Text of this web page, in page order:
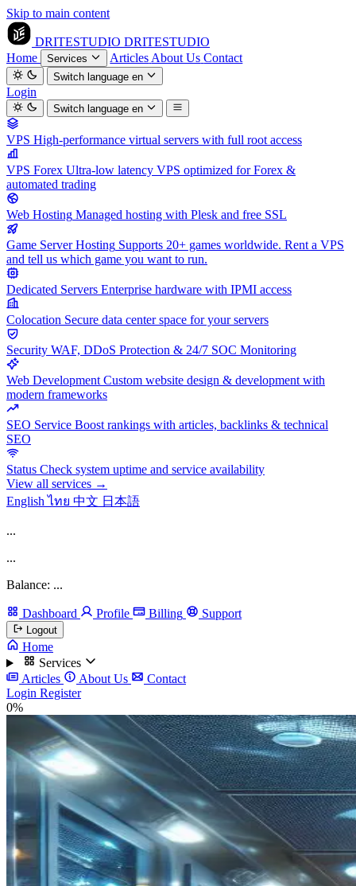
Skip to main content
DRITESTUDIO DRITESTUDIO
Home
Services Articles About Us Contact
Switch languageen
Login
Switch languageen
VPS High-performance virtual servers with full root access
VPS Forex Ultra-low latency VPS optimized for Forex &
automated trading
Web Hosting Managed hosting with Plesk and free SSL
Game Server Hosting Supports 20+ games worldwide. Rent a VPS
and tell us which game you want to run.
Dedicated Servers Enterprise hardware with IPMI access
Colocation Secure data center space for your servers
Security WAF, DDoS Protection & 24/7 SOC Monitoring
Web Development Custom website design & development with
modern frameworks
SEO Service Boost rankings with articles, backlinks & technical
SEO
Status Check system uptime and service availability
View all services →
Englishไทย 中文 日本語
...
...
Balance: ...
Dashboard Profile Billing Support
Logout
Home
Services
Articles
About Us
Contact
Login Register
0%